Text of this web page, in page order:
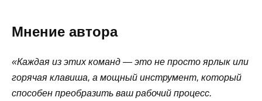
Мнение автора
«Каждая из этих команд — это не просто ярлык или
горячая клавиша, а мощный инструмент, который
способен преобразить ваш рабочий процесс.